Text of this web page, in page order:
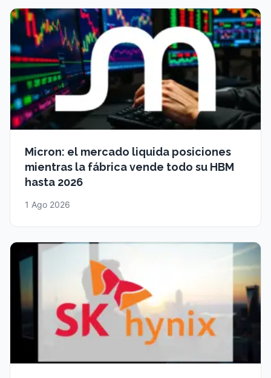
Micron: el mercado liquida posiciones
mientras la fábrica vende todo su HBM
hasta 2026
1 Ago 2026